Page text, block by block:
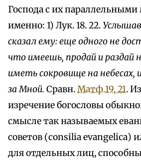
Господа с их параллельными
именно: 1) Лук. 18. 22.
сказал ему: еще одного не
что имеешь, продай и раздай
иметь сокровище на небесах,
за Мной. Сравн.Матф.19, 21.
изречение богословы
смысле так называемых
советов (consilia evangelica)
для отдельных лиц,